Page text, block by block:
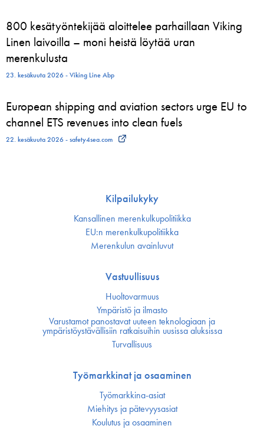
800 kesätyöntekijää aloittelee parhaillaan Viking
Linen laivoilla – moni heistä löytää uran
merenkulusta
23. kesäkuuta 2026 - Viking Line Abp
European shipping and aviation sectors urge EU to
channel ETS revenues into clean fuels
22. kesäkuuta 2026 - safety4sea.com
Kilpailukyky
Kansallinen merenkulku­politiikka
EU:n merenkulku­politiikka
Merenkulun avainluvut
Vastuullisuus
Huoltovarmuus
Ympäristö ja ilmasto
Varustamot panostavat uuteen teknologiaan ja
ympäristöystävällisiin ratkaisuihin uusissa aluksissa
Turvallisuus
Työmarkkinat ja osaaminen
Työmarkkina-asiat
Miehitys ja pätevyys­asiat
Koulutus ja osaaminen